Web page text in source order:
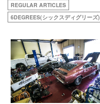
REGULAR ARTICLES
6DEGREES(シックスディグリーズ)